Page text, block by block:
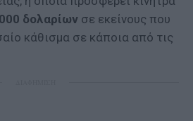
δολαρίων σε εκείνους που
κάθισμα σε κάποια από τις